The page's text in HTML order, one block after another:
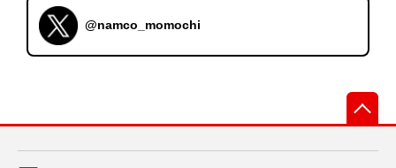
@namco_momochi